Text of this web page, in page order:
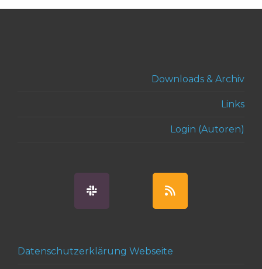
Downloads & Archiv
Links
Login (Autoren)
Datenschutzerklärung Webseite